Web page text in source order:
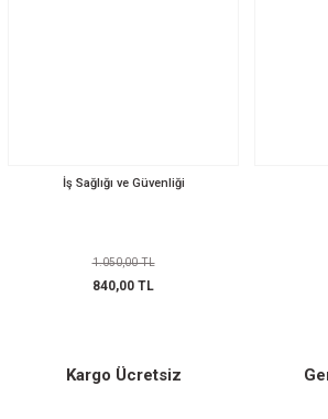
İş Sağlığı ve Güvenliği
1.050,00 TL
840,00 TL
Kargo Ücretsiz